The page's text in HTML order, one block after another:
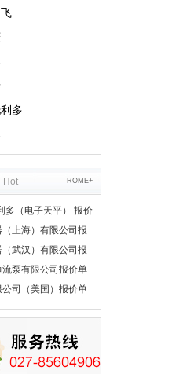
多
Hot ROME+
多（电子天平） 报价
上海）有限公司报
武汉）有限公司报
泵有限公司报价单
司（美国）报价单